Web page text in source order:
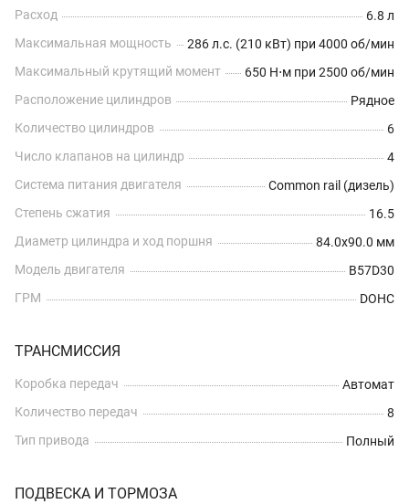
Расход
6.8 л
Максимальная мощность
286 л.с. (210 кВт) при 4000 об/мин
Максимальный крутящий момент
650 Н⋅м при 2500 об/мин
Расположение цилиндров
Рядное
Количество цилиндров
6
Число клапанов на цилиндр
4
Система питания двигателя
Common rail (дизель)
Степень сжатия
16.5
Диаметр цилиндра и ход поршня
84.0x90.0 мм
Модель двигателя
B57D30
ГРМ
DOHC
ТРАНСМИССИЯ
Коробка передач
Автомат
Количество передач
8
Тип привода
Полный
ПОДВЕСКА И ТОРМОЗА